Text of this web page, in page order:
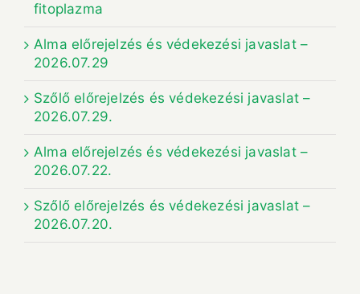
fitoplazma
Alma előrejelzés és védekezési javaslat –
2026.07.29
Szőlő előrejelzés és védekezési javaslat –
2026.07.29.
Alma előrejelzés és védekezési javaslat –
2026.07.22.
Szőlő előrejelzés és védekezési javaslat –
2026.07.20.